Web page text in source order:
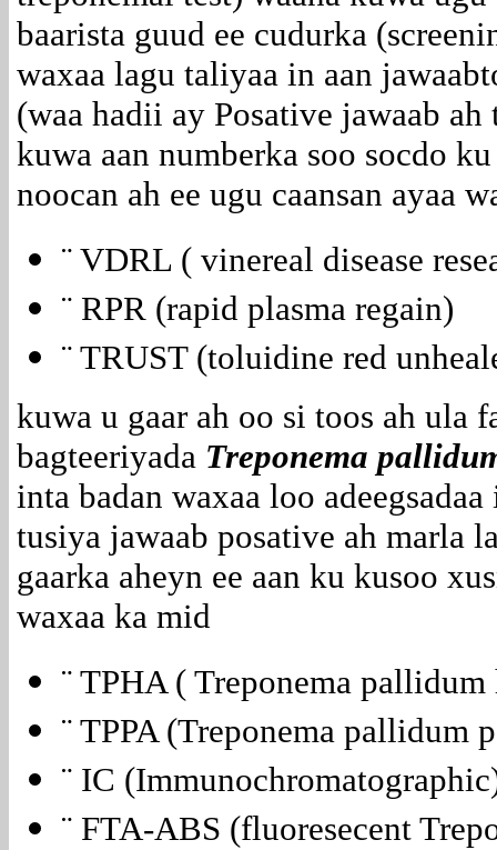
baarista guud ee cudurka
waxaa lagu taliyaa in aan
(waa hadii ay Posative jawaab
kuwa aan numberka soo socdo
noocan ah ee ugu caansan ayaa
¨ VDRL ( vinereal disease
¨ RPR (rapid plasma regain)
¨ TRUST (toluidine red
kuwa u gaar ah oo si toos ah ula
bagteeriyada Treponema
inta badan waxaa loo
tusiya jawaab posative ah marla
gaarka aheyn ee aan ku kusoo
waxaa ka mid
¨ TPHA ( Treponema
¨ TPPA (Treponema pallidum
¨ IC
¨ FTA-ABS (fluoresecent